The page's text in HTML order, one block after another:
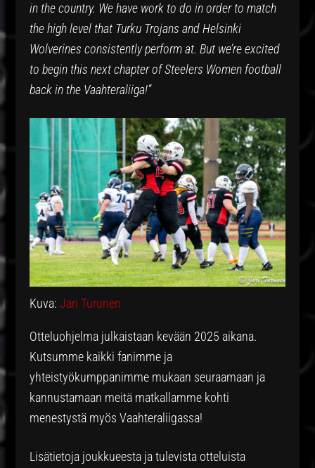
in the country. We have work to do in order to match
the high level that Turku Trojans and Helsinki
Wolverines consistently perform at. But we’re excited
to begin this next chapter of Steelers Women football
back in the Vaahteraliiga!”
Kuva:Jari Turunen
Otteluohjelma julkaistaan kevään 2025 aikana.
Kutsumme kaikki fanimme ja
yhteistyökumppanimme mukaan seuraamaan ja
kannustamaan meitä matkallamme kohti
menestystä myös Vaahteraliigassa!
Lisätietoja joukkueesta ja tulevista otteluista